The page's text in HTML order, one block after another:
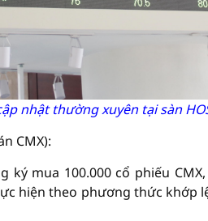
nhật thường xuyên tại sàn
CMX):
ký mua 100.000 cổ phiếu
hiện theo phương thức khớp